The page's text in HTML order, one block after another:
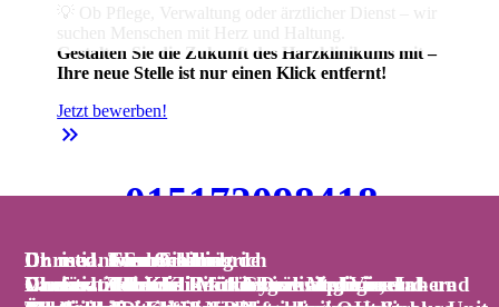
Dr. med. Thomas Bartkiewicz
Christiane Schreck
Chefärztin der Klinik für Dermatologie und
Dr. med. Tom Schilling
Chefarzt der Klinik für Interdisziplinäre Innere
Christian Hirsch
Vanessa Zahn
Dr. med. Clemens Liebrich
Chefarzt der Klinik für Gynäkologie und
Dr. med. Tobias J. Müller
Dr. med. Sven Fischer
Chefarzt der Klinik für Innere Medizin,
Dr. med. Iven Orlamünde
Chefarzt der Klinik für Allgemein-, Viszeral- und
Gestalten Sie die Zukunft des Harzklinikums mit –
Ihre neue Stelle ist nur einen Klick entfernt!
Jetzt bewerben!
keyboard_double_arrow_right
015172098418